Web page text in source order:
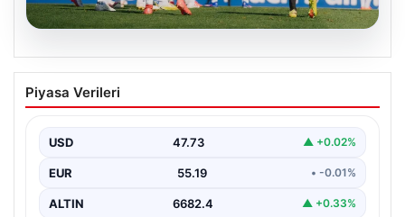
Frankfurt, Hull City’yi 2-0 mağlup etti
Almanya’nın köklü futbol kulüplerinden Eintracht
Piyasa Verileri
USD 47.73 ▲ +0.02%
EUR 55.19 • -0.01%
ALTIN 6682.4 ▲ +0.33%